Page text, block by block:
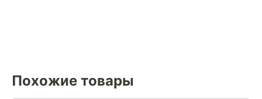
Похожие товары